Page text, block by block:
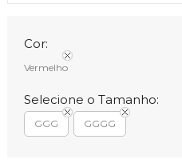
Cor:
Vermelho
Selecione o Tamanho:
GGG GGGG